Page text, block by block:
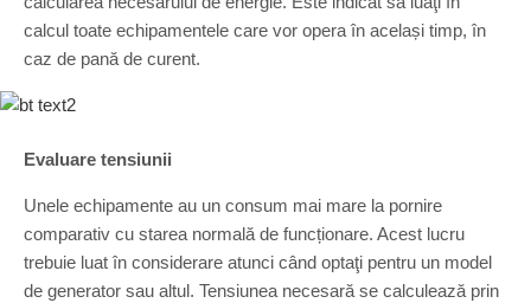
calcul toate echipamentele care vor opera în același timp, în
caz de pană de curent.
Evaluare tensiunii
Unele echipamente au un consum mai mare la pornire
comparativ cu starea normală de funcționare. Acest lucru
trebuie luat în considerare atunci când optaţi pentru un model
de generator sau altul. Tensiunea necesară se calculează prin